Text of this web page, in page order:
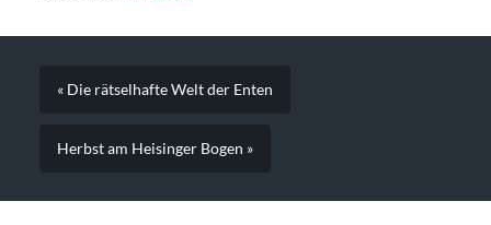
« Die rätselhafte Welt der Enten
Herbst am Heisinger Bogen »